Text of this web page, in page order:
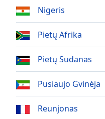
Opacity
Font
Edge
Style
Nigeris
Pietų Afrika
Pietų Sudanas
Pusiaujo Gvinėja
Reunjonas